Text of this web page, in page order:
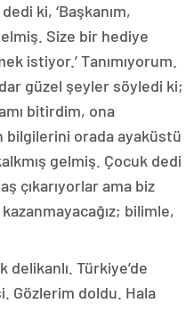
ki, ‘Başkanım,
Size bir hediye
istiyor.’ Tanımıyorum.
güzel şeyler söyledi ki;
bitirdim, ona
bilgilerini orada ayaküstü
gelmiş. Çocuk dedi
çıkarıyorlar ama biz
bilimle,
Türkiye’de
Gözlerim doldu. Hala